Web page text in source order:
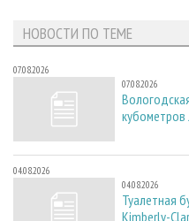
НОВОСТИ ПО ТЕМЕ
07.08.2026
07.08.2026
кубометров
04.08.2026
04.08.2026
Туалетная
Kimberly-